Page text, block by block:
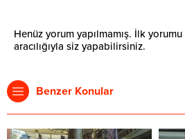
Henüz yorum yapılmamış. İlk
aracılığıyla siz yapabilirsiniz.
Benzer Konular